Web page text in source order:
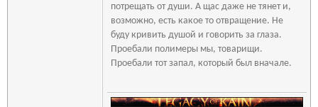
потрещать от души. А щас даже не тянет и,
возможно, есть какое то отвращение. Не
буду кривить душой и говорить за глаза.
Проебали полимеры мы, товарищи.
Проебали тот запал, который был вначале.